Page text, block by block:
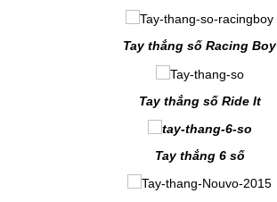
Tay thắng số Racing Boy
Tay thắng số Ride It
Tay thắng 6 số